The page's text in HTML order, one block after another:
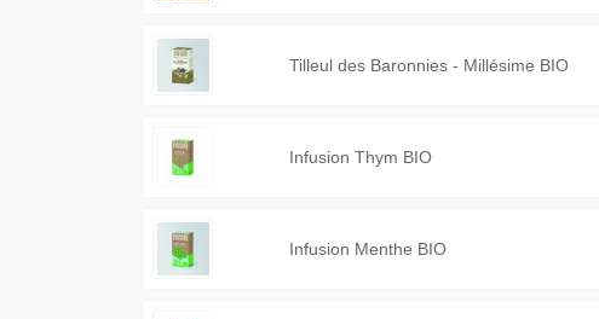
Tilleul des Baronnies - Millésime BIO
Infusion Thym BIO
Infusion Menthe BIO